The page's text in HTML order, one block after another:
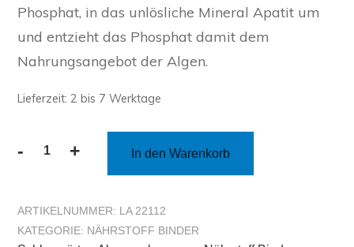
Phosphat, in das unlösliche Mineral Apatit um
und entzieht das Phosphat damit dem
Nahrungsangebot der Algen.
Lieferzeit: 2 bis 7 Werktage
-
Nährstoff
Teiche
–
+ In den Warenkorb
ARTIKELNUMMER: LA 22112
KATEGORIE: NÄHRSTOFF BINDER